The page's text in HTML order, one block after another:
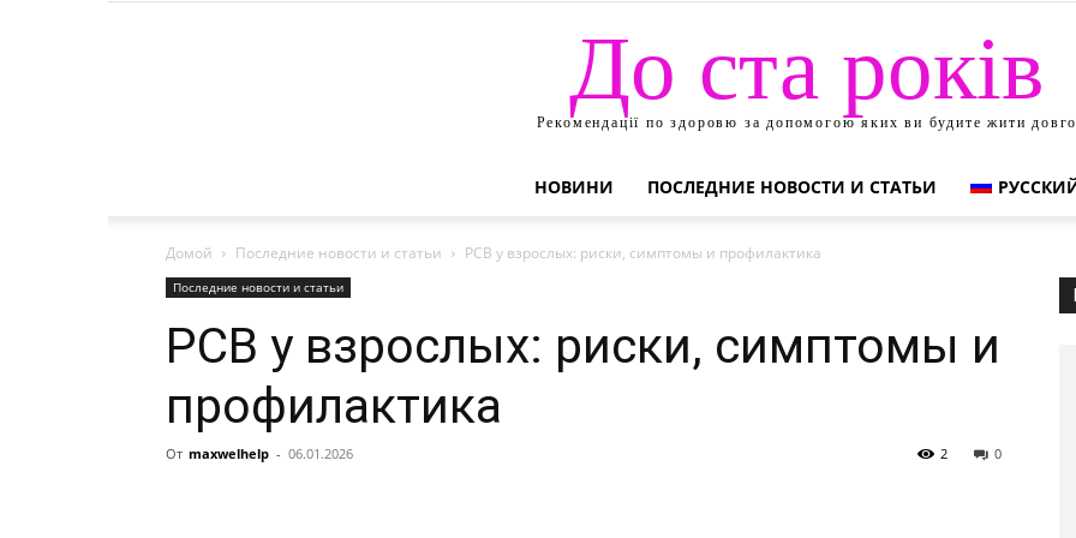
До ста років
Рекомендації по здоровю за допомогою яких ви будите жити довго
НОВИНИ ПОСЛЕДНИЕ НОВОСТИ И СТАТЬИ
Домой Последние новости и статьи РСВ у взрослых: риски, симптомы и профилактика
Последние новости и статьи
РСВ у взрослых: риски, симптомы и
профилактика
От maxwelhelp - 06.01.2026 0
2